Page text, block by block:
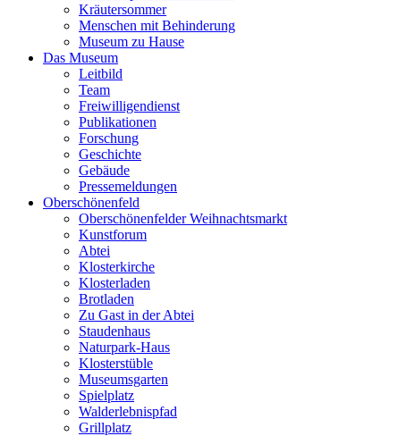
Kräutersommer
Menschen mit Behinderung
Museum zu Hause
Das Museum
Leitbild
Team
Freiwilligendienst
Publikationen
Forschung
Geschichte
Gebäude
Pressemeldungen
Oberschönenfeld
Oberschönenfelder Weihnachtsmarkt
Kunstforum
Abtei
Klosterkirche
Klosterladen
Brotladen
Zu Gast in der Abtei
Staudenhaus
Naturpark-Haus
Klosterstüble
Museumsgarten
Spielplatz
Walderlebnispfad
Grillplatz